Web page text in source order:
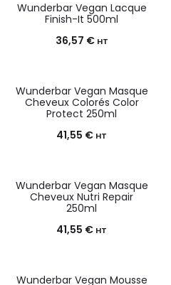
Wunderbar Vegan Lacque
Finish-It 500ml
36,57 € HT
Wunderbar Vegan Masque
Cheveux Colorés Color
Protect 250ml
41,55 € HT
Wunderbar Vegan Masque
Cheveux Nutri Repair
250ml
41,55 € HT
Wunderbar Vegan Mousse